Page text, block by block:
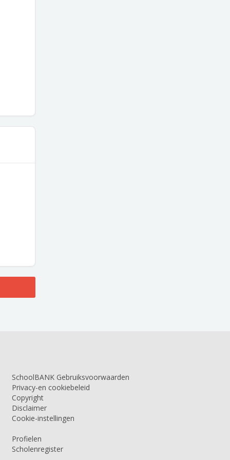
SchoolBANK Gebruiksvoorwaarden
Privacy-en cookiebeleid
Copyright
Disclaimer
Cookie-instellingen
Profielen
Scholenregister